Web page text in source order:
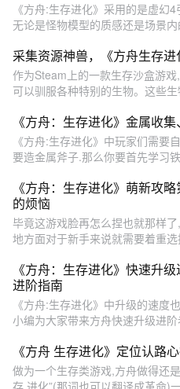
《方舟:生存进化》采用的是虚幻
无论是怪物模型的质感还是场景
采集资源神兽，《方舟生存
作为Steam上的一款生存沙盒游
可以驯服各种特别的生物。这些
《方舟：生存进化》金属收
《方舟:生存进化》中玩家们需要
要造金属斧子.那么你要首先学习
《方舟：生存进化》萌新攻
的烦恼
毕竟这游戏脸再怎么捏也就那样
地方面对于新手来说就需要着重
《方舟：生存进化》快速升
进阶指南
《方舟:生存进化》中升级的速度
小编为大家带来方舟快速升级进
《方舟 生存进化》定位认路
做为一个生存类游戏,方舟做得还